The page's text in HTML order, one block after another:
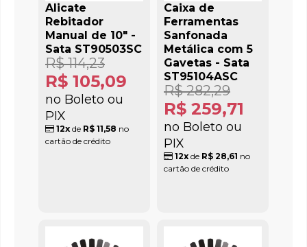
Alicate
Rebitador
Manual de 10" -
Sata ST90503SC
R$ 105,09
no Boleto ou
PIX
R$ 114,23
12x de R$ 11,58 no
cartão de crédito
Caixa de
Ferramentas
Sanfonada
Metálica com 5
Gavetas - Sata
ST95104ASC
R$ 259,71
no Boleto ou
PIX
R$ 282,29
12xde R$ 28,61 no
cartão de crédito